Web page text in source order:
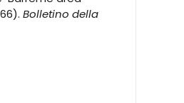
Bolletino della